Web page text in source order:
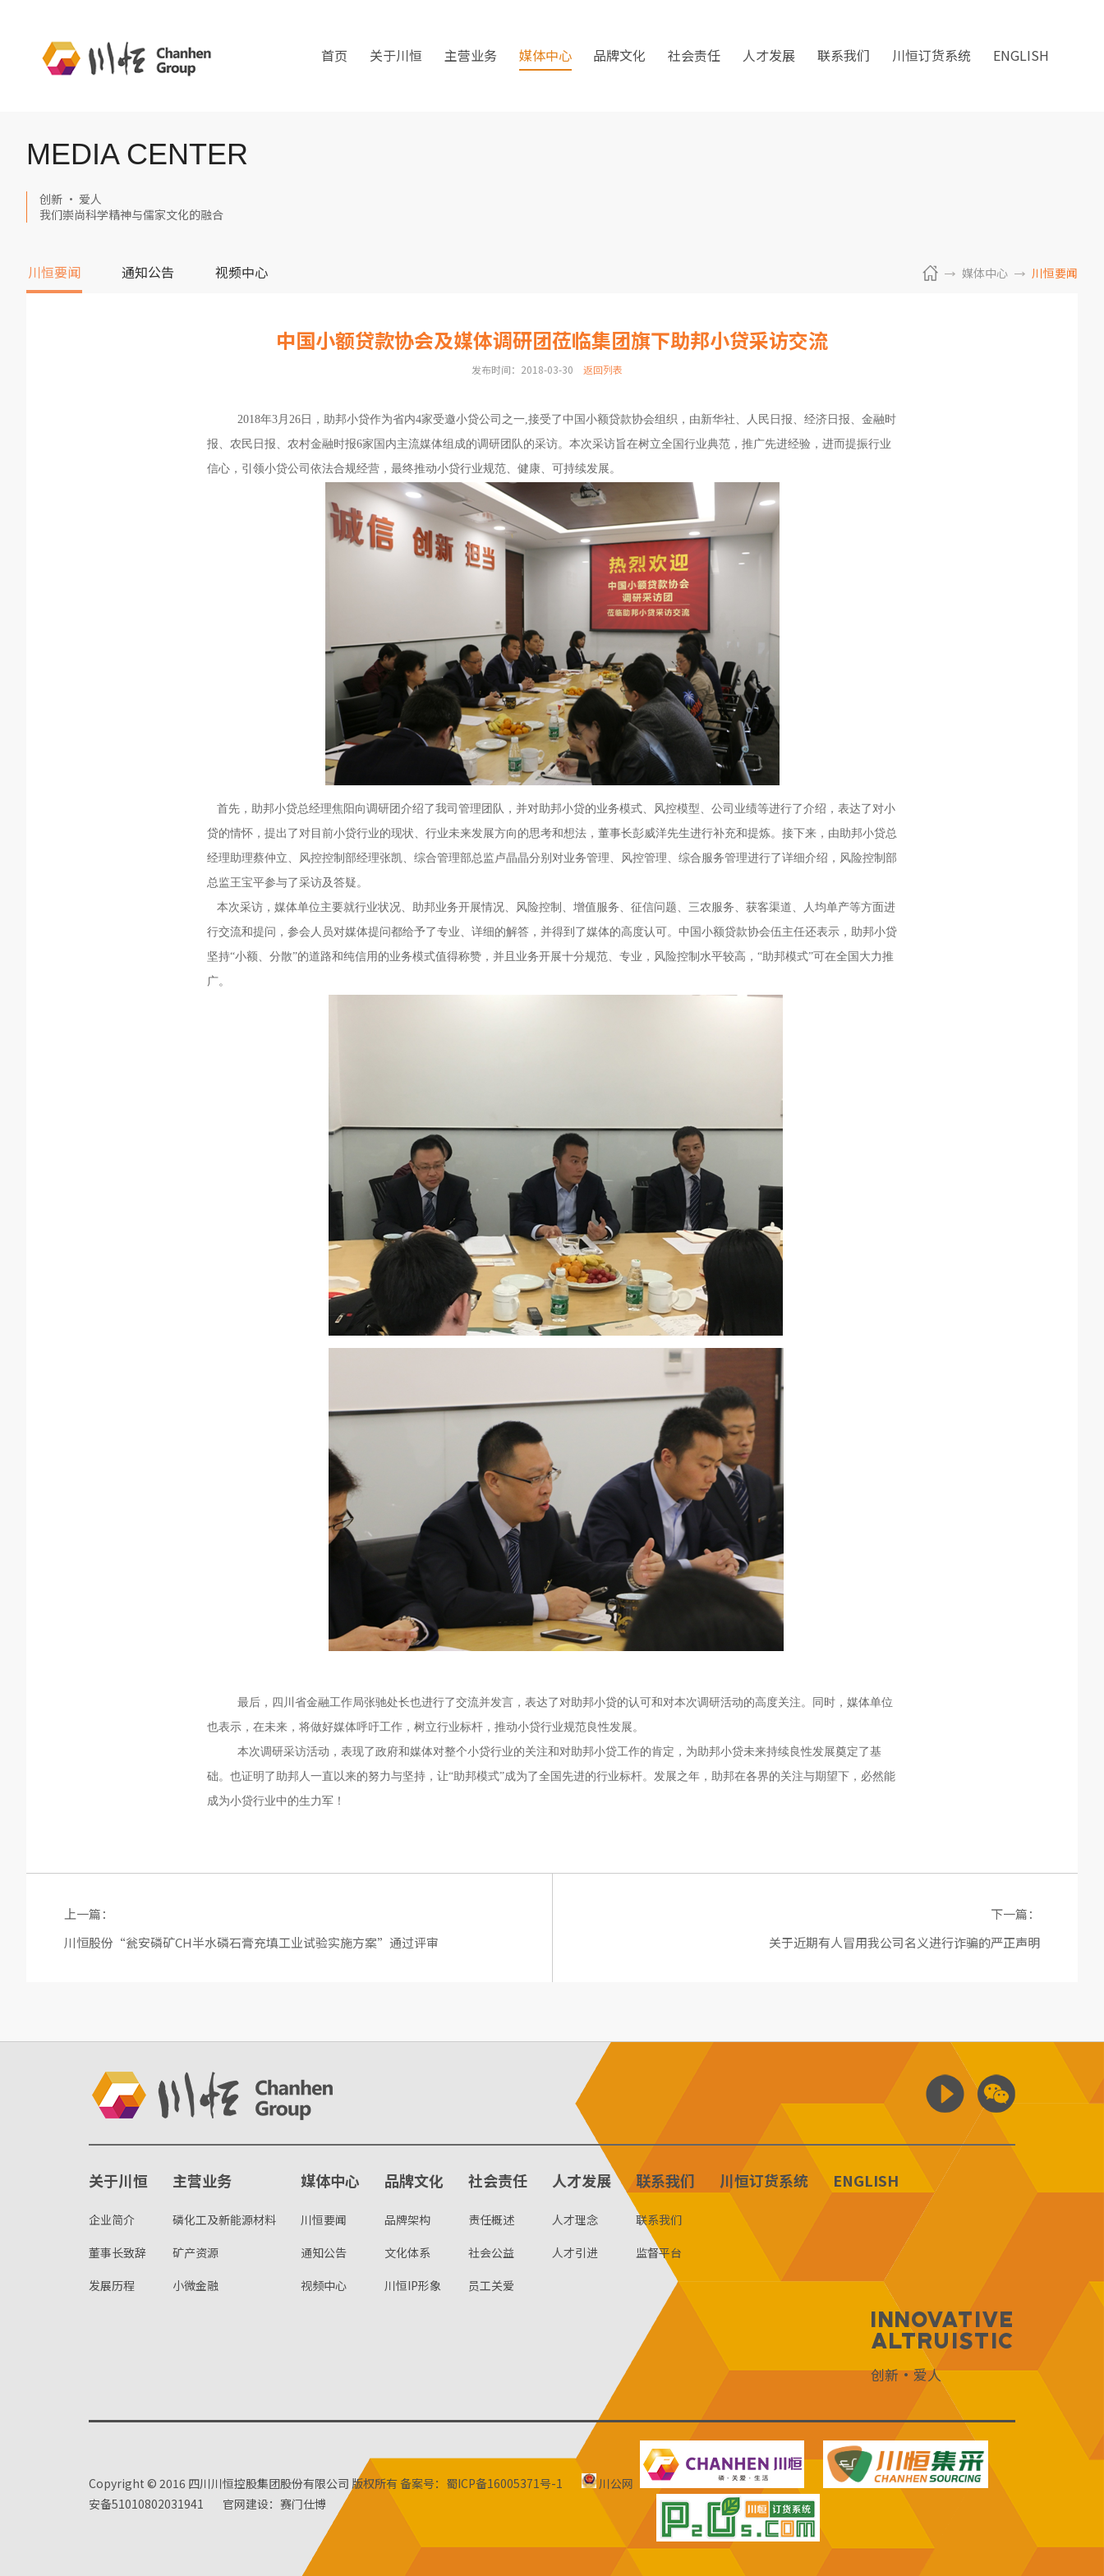
首页 关于川恒 主营业务 媒体中心 品牌文化 社会责任 人才发展 联系我们 川恒订货系统 ENGLISH
MEDIA CENTER
创新 · 爱人
我们崇尚科学精神与儒家文化的融合
川恒要闻 通知公告 视频中心 媒体中心 川恒要闻
中国小额贷款协会及媒体调研团莅临集团旗下助邦小贷采访交流
发布时间：2018-03-30 返回列表
2018年3月26日，助邦小贷作为省内4家受邀小贷公司之一,接受了中国小额贷款协会组织，由新华社、人民日报、经济日报、金融时
报、农民日报、农村金融时报6家国内主流媒体组成的调研团队的采访。本次采访旨在树立全国行业典范，推广先进经验，进而提振行业
信心，引领小贷公司依法合规经营，最终推动小贷行业规范、健康、可持续发展。
首先，助邦小贷总经理焦阳向调研团介绍了我司管理团队，并对助邦小贷的业务模式、风控模型、公司业绩等进行了介绍，表达了对小
贷的情怀，提出了对目前小贷行业的现状、行业未来发展方向的思考和想法，董事长彭威洋先生进行补充和提炼。接下来，由助邦小贷总
经理助理蔡仲立、风控控制部经理张凯、综合管理部总监卢晶晶分别对业务管理、风控管理、综合服务管理进行了详细介绍，风险控制 部
总监王宝平参与了采访及答疑。
本次采访，媒体单位主要就行业状况、助邦业务开展情况、风险控制、增值服务、征信问题、三农服务、获客渠道、人均单产等方面进
行交流和提问，参会人员对媒体提问都给予了专业、详细的解答，并得到了媒体的高度认可。中国小额贷款协会伍主任还表示，助邦小贷
坚持“小额、分散”的道路和纯信用的业务模式值得称赞，并且业务开展十分规范、专业，风险控制水平较高，“助邦模式”可在全国大力推
广。
最后，四川省金融工作局张驰处长也进行了交流并发言，表达了对助邦小贷的认可和对本次调研活动的高度关注。同时，媒体单位
也表示，在未来，将做好媒体呼吁工作，树立行业标杆，推动小贷行业规范良性发展。
本次调研采访活动，表现了政府和媒体对整个小贷行业的关注和对助邦小贷工作的肯定，为助邦小贷未来持续良性发展奠定了基
础。也证明了助邦人一直以来的努力与坚持，让“助邦模式”成为了全国先进的行业标杆。发展之年，助邦在各界的关注与期望下，必然能
成为小贷行业中的生力军！
上一篇：
川恒股份“瓮安磷矿CH半水磷石膏充填工业试验实施方案”通过评审
下一篇：
关于近期有人冒用我公司名义进行诈骗的严正声明
关于川恒
企业简介
董事长致辞
发展历程
主营业务
磷化工及新能源材料
矿产资源
小微金融
媒体中心
川恒要闻
通知公告
视频中心
品牌文化
品牌架构
文化体系
川恒IP形象
社会责任
责任概述
社会公益
员工关爱
人才发展
人才理念
人才引进
联系我们
联系我们
监督平台
川恒订货系统 ENGLISH
Innovative
Altruistic
创新·爱人
Copyright © 2016 四川川恒控股集团股份有限公司 版权所有 备案号：蜀ICP备16005371号-1
川公网
安备51010802031941
官网建设：赛门仕博